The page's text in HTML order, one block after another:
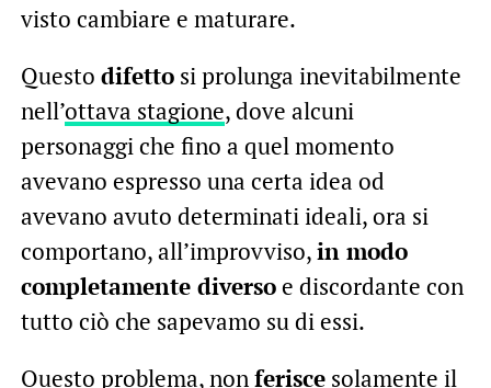
visto cambiare e maturare.
Questo difettosi prolunga inevitabilmente
nell’ottava stagione, dove alcuni
personaggi che fino a quel momento
avevano espresso una certa idea od
avevano avuto determinati ideali, ora si
comportano, all’improvviso,in modo
completamente diversoe discordante con
tutto ciò che sapevamo su di essi.
Questo problema, nonferiscesolamente il